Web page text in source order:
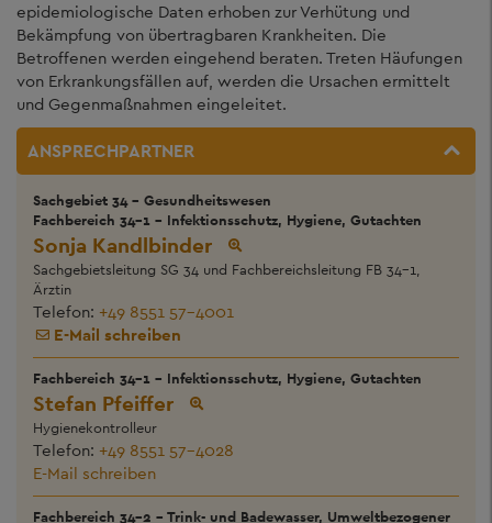
epidemiologische Daten erhoben zur Verhütung und
Bekämpfung von übertragbaren Krankheiten. Die
Betroffenen werden eingehend beraten. Treten Häufungen
von Erkrankungsfällen auf, werden die Ursachen ermittelt
und Gegenmaßnahmen eingeleitet.
ANSPRECHPARTNER
Sachgebiet 34 - Gesundheitswesen
Fachbereich 34-1 - Infektionsschutz, Hygiene, Gutachten
Sonja Kandlbinder
Sachgebietsleitung SG 34 und Fachbereichsleitung FB 34-1,
Ärztin
Telefon: +49 8551 57-4001
E-Mail schreiben
Fachbereich 34-1 - Infektionsschutz, Hygiene, Gutachten
Stefan Pfeiffer
Hygienekontrolleur
Telefon: +49 8551 57-4028
E-Mail schreiben
Fachbereich 34-2 - Trink- und Badewasser, Umweltbezogener